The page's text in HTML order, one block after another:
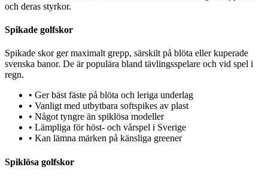
och deras styrkor.
Spikade golfskor
Spikade skor ger maximalt grepp, särskilt på blöta eller kuperade
svenska banor. De är populära bland tävlingsspelare och vid spel i
regn.
• Ger bäst fäste på blöta och leriga underlag
• Vanligt med utbytbara softspikes av plast
• Något tyngre än spiklösa modeller
• Lämpliga för höst- och vårspel i Sverige
• Kan lämna märken på känsliga greener
Spiklösa golfskor